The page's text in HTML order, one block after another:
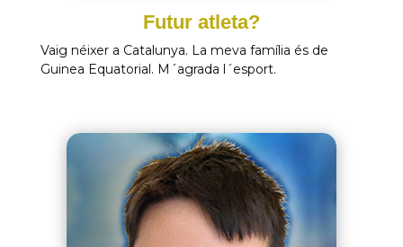
Futur atleta?
Vaig néixer a Catalunya. La meva família és de
Guinea Equatorial. M´agrada l´esport.